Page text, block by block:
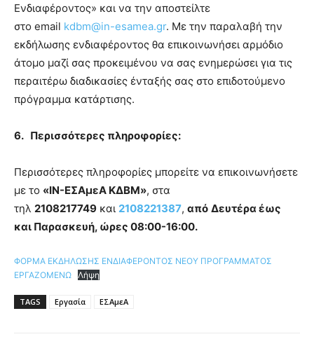
Ενδιαφέροντος» και να την αποστείλτε
στο email kdbm@in-esamea.gr. Με την παραλαβή την
εκδήλωσης ενδιαφέροντος θα επικοινωνήσει αρμόδιο
άτομο μαζί σας προκειμένου να σας ενημερώσει για τις
περαιτέρω διαδικασίες ένταξής σας στο επιδοτούμενο
πρόγραμμα κατάρτισης.
6. Περισσότερες πληροφορίες:
Περισσότερες πληροφορίες μπορείτε να επικοινωνήσετε
με το «ΙΝ-ΕΣΑμεΑ ΚΔΒΜ», στα
τηλ 2108217749 και 2108221387, από Δευτέρα έως
και Παρασκευή, ώρες 08:00-16:00.
ΦΟΡΜΑ ΕΚΔΗΛΩΣΗΣ ΕΝΔΙΑΦΕΡΟΝΤΟΣ ΝΕΟΥ ΠΡΟΓΡΑΜΜΑΤΟΣ
ΕΡΓΑΖΟΜΕΝΩ Λήψη
TAGS Εργασία ΕΣΑμεΑ